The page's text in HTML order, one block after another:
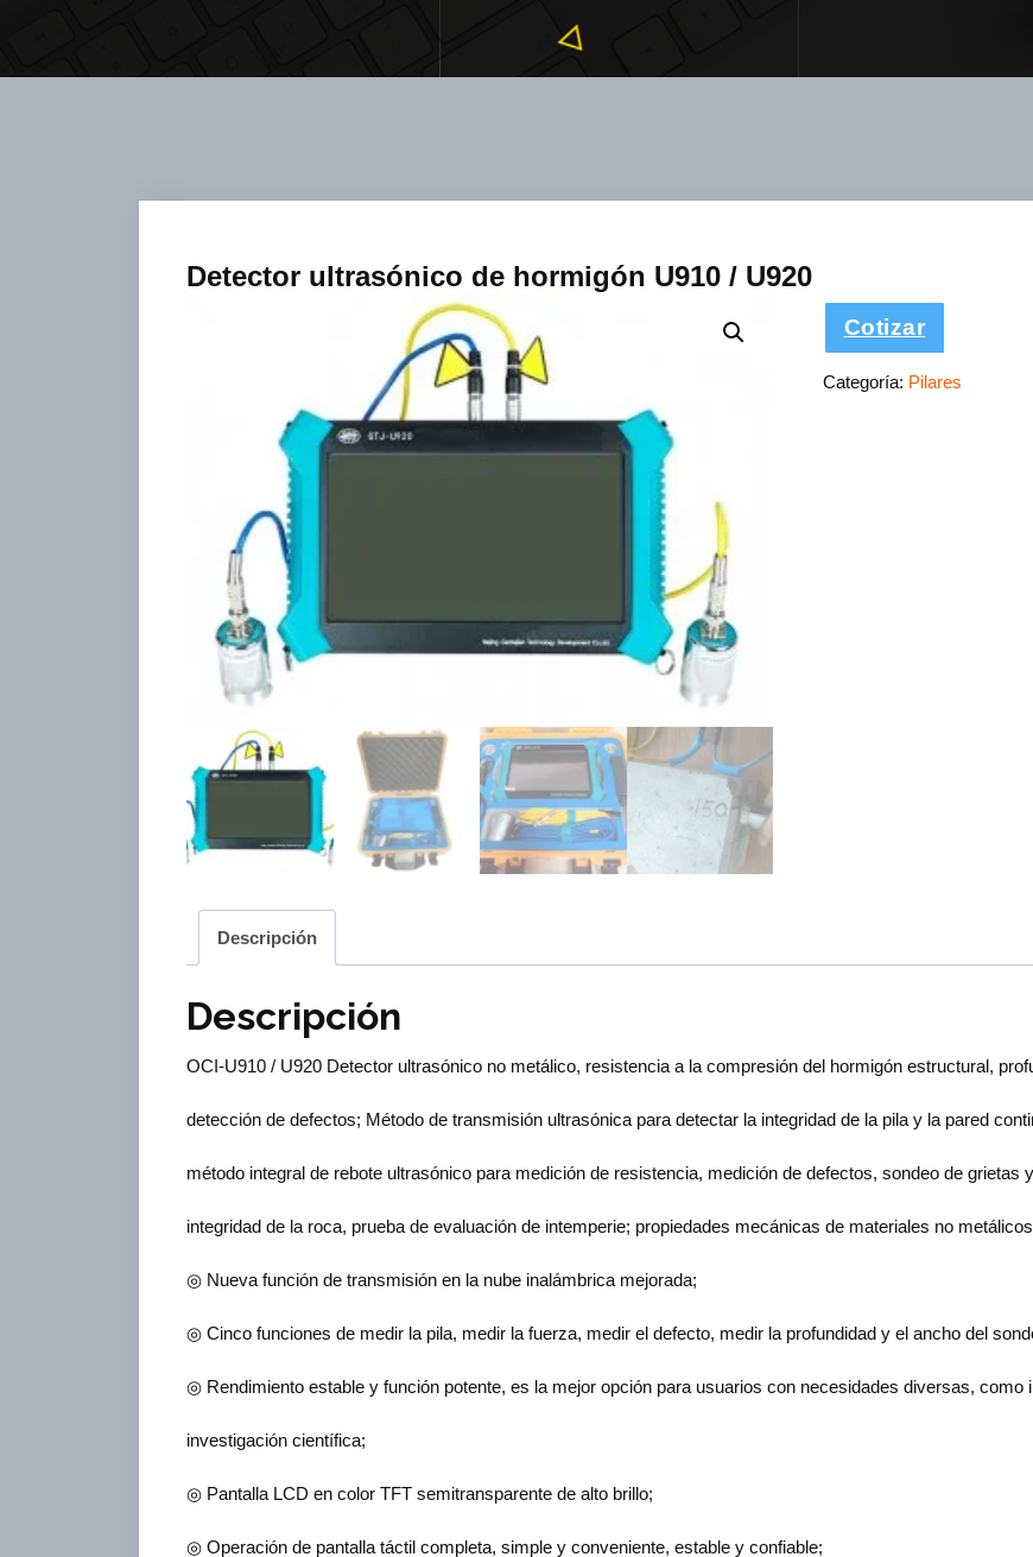
Detector ultrasónico de hormigón U910 / U920
Cotizar
Categoría: Pilares
Descripción
Descripción
OCI-U910 / U920 Detector ultrasónico no metálico, resistencia a la compresión del hormigón estructural,
detección de defectos; Método de transmisión ultrasónica para detectar la integridad de la pila y la pared
método integral de rebote ultrasónico para medición de resistencia, medición de defectos, sondeo de grietas
integridad de la roca, prueba de evaluación de intemperie; propiedades mecánicas de materiales no
◎ Nueva función de transmisión en la nube inalámbrica mejorada;
◎ Cinco funciones de medir la pila, medir la fuerza, medir el defecto, medir la profundidad y el ancho del
◎ Rendimiento estable y función potente, es la mejor opción para usuarios con necesidades diversas, como
investigación científica;
◎ Pantalla LCD en color TFT semitransparente de alto brillo;
◎ Operación de pantalla táctil completa, simple y conveniente, estable y confiable;